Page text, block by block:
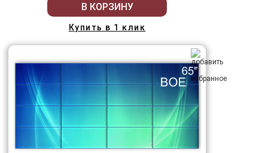
В КОРЗИНУ
Купить в 1 клик